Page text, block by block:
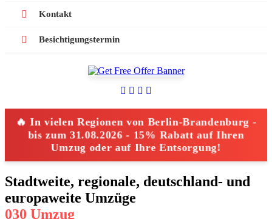
Kontakt
Besichtigungstermin
🔥 In vielen Regionen von Berlin-Brandenburg -
bis zum 31.08.2026 - 15% Rabatt auf Ihren
Umzug oder auf Ihre Entsorgung!
Stadtweite, regionale, deutschland- und
europaweite Umzüge
030 Umzug